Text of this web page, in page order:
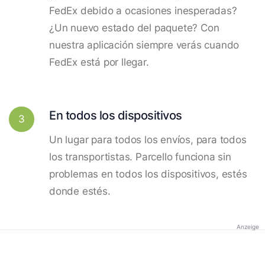
FedEx debido a ocasiones inesperadas?
¿Un nuevo estado del paquete? Con
nuestra aplicación siempre verás cuando
FedEx está por llegar.
3 En todos los dispositivos
Un lugar para todos los envíos, para todos
los transportistas. Parcello funciona sin
problemas en todos los dispositivos, estés
donde estés.
Anzeige